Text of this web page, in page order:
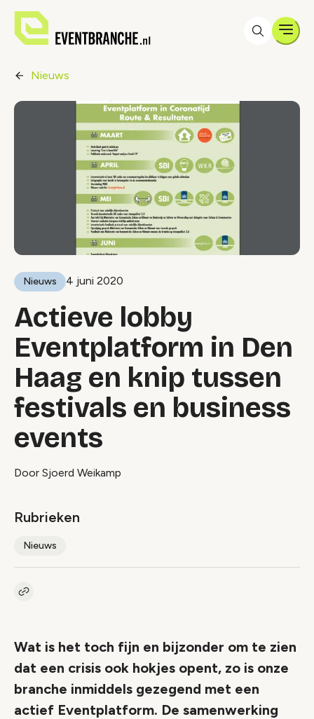
Nieuws
Nieuws 4 juni 2020
Actieve lobby
Eventplatform in Den
Haag en knip tussen
festivals en business
events
Door Sjoerd Weikamp
Rubrieken
Nieuws
Kopieer link naar artikel
Wat is het toch fijn en bijzonder om te zien
dat een crisis ook hokjes opent, zo is onze
branche inmiddels gezegend met een
actief Eventplatform. De samenwerking